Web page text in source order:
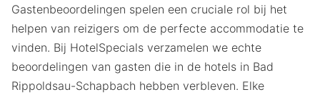
Gastenbeoordelingen spelen een cruciale rol bij het
helpen van reizigers om de perfecte accommodatie te
vinden. Bij HotelSpecials verzamelen we echte
beoordelingen van gasten die in de hotels in Bad
Rippoldsau-Schapbach hebben verbleven. Elke